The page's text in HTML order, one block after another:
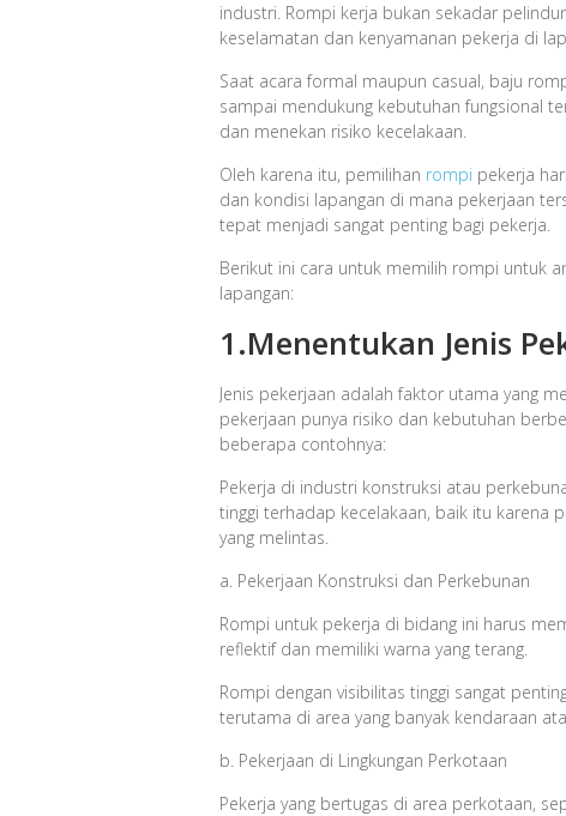
industri. Rompi kerja bukan sekadar
keselamatan dan kenyamanan pekerja di
Saat acara formal maupun casual, baju
sampai mendukung kebutuhan fungsional
dan menekan risiko kecelakaan.
Oleh karena itu, pemilihan rompi pekerja
dan kondisi lapangan di mana pekerjaan
tepat menjadi sangat penting bagi pekerja.
Berikut ini cara untuk memilih rompi untuk
lapangan:
1.Menentukan Jenis
Jenis pekerjaan adalah faktor utama yang
pekerjaan punya risiko dan kebutuhan
beberapa contohnya:
Pekerja di industri konstruksi atau
tinggi terhadap kecelakaan, baik itu karena
yang melintas.
a. Pekerjaan Konstruksi dan Perkebunan
Rompi untuk pekerja di bidang ini harus
reflektif dan memiliki warna yang terang.
Rompi dengan visibilitas tinggi sangat
terutama di area yang banyak kendaraan
b. Pekerjaan di Lingkungan Perkotaan
Pekerja yang bertugas di area perkotaan,